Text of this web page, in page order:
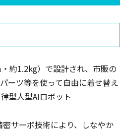
約1.2kg）で設計され、市販の
ーツ等を使って自由に着せ替え
型人型AIロボット
サーボ技術により、しなやか